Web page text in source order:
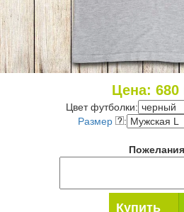
Цена: 680
Цвет футболки:
Размер
:
Купить